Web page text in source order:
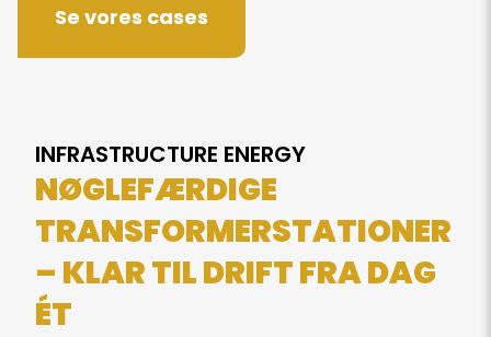
Se vores cases
INFRASTRUCTURE ENERGY
NØGLEFÆRDIGE
TRANSFORMERSTATIONER
– KLAR TIL DRIFT FRA DAG
ÉT